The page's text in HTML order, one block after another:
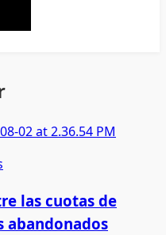
las cuotas de
abandonados